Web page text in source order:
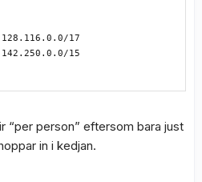
17
15
“per person” eftersom bara just
in i kedjan.